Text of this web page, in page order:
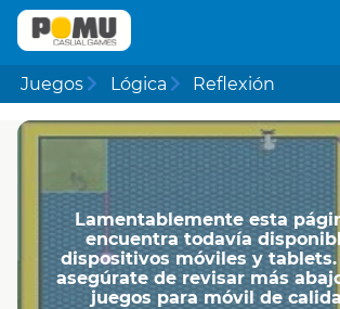
Juegos Lógica Reflexión
Lamentablemente esta
encuentra todavía
dispositivos móviles y tablets.
asegúrate de revisar más
juegos para móvil de